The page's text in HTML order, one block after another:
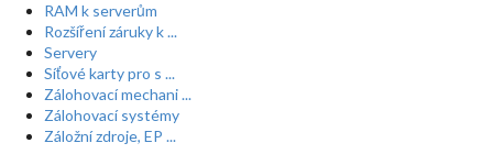
RAM k serverům
Rozšíření záruky k ...
Servery
Síťové karty pro s ...
Zálohovací mechani ...
Zálohovací systémy
Záložní zdroje, EP ...